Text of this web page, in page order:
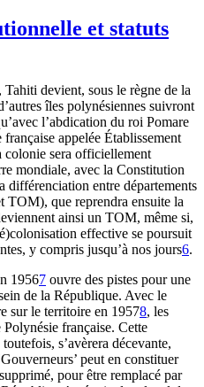
et statuts
devient, sous le règne de la
îles polynésiennes suivront
l’abdication du roi Pomare
appelée Établissement
colonie sera officiellement
mondiale, avec la Constitution
différenciation entre départements
TOM), que reprendra ensuite la
ainsi un TOM, même si,
effective se poursuit
y compris jusqu’à nos jours6.
19567 ouvre des pistes pour une
de la République. Avec le
sur le territoire en 19578, les
française. Cette
s’avèrera décevante,
peut en constituer
pour être remplacé par